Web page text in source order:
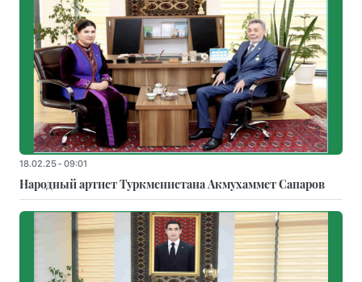
18.02.25 - 09:01
Народный артист Туркменистана Акмухаммет Сапаров